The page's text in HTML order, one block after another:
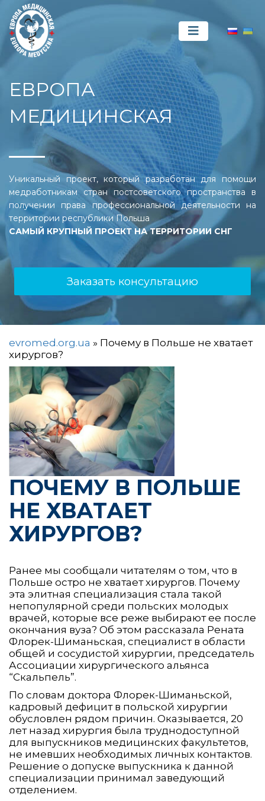
ЕВРОПА
МЕДИЦИНСКАЯ
Уникальный проект, который разработан для помощи
медработникам стран постсоветского пространства в
получении права профессиональной деятельности на
территории республики Польша
САМЫЙ КРУПНЫЙ ПРОЕКТ НА ТЕРРИТОРИИ СНГ
Заказать консультацию
evromed.org.ua » Почему в Польше не хватает
хирургов?
ПОЧЕМУ В ПОЛЬШЕ
НЕ ХВАТАЕТ
ХИРУРГОВ?
Ранее мы сообщали читателям о том, что в
Польше остро не хватает хирургов. Почему
эта элитная специализация стала такой
непопулярной среди польских молодых
врачей, которые все реже выбирают ее после
окончания вуза? Об этом рассказала Рената
Флорек-Шиманьская, специалист в области
общей и сосудистой хирургии, председатель
Ассоциации хирургического альянса
“Скальпель”.
По словам доктора Флорек-Шиманьской,
кадровый дефицит в польской хирургии
обусловлен рядом причин. Оказывается, 20
лет назад хирургия была труднодоступной
для выпускников медицинских факультетов,
не имевших необходимых личных контактов.
Решение о допуске выпускника к данной
специализации принимал заведующий
отделением.